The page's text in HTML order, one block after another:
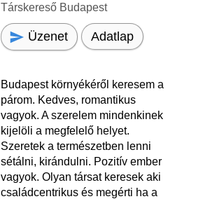
Társkereső Budapest
Üzenet Adatlap
Budapest környékéről keresem a
párom. Kedves, romantikus
vagyok. A szerelem mindenkinek
kijelöli a megfelelő helyet.
Szeretek a természetben lenni
sétálni, kirándulni. Pozitív ember
vagyok. Olyan társat keresek aki
családcentrikus és megérti ha a